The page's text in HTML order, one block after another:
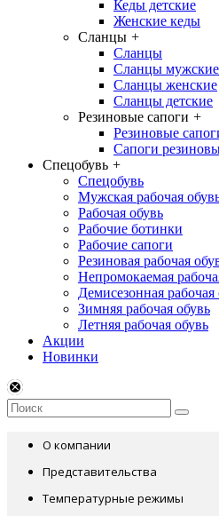
Кеды детские
Женские кеды
Сланцы +
Сланцы
Сланцы мужские
Сланцы женские
Сланцы детские
Резиновые сапоги +
Резиновые
Сапоги
Спецобувь +
Спецобувь
Мужская рабочая
Рабочая обувь
Рабочие ботинки
Рабочие сапоги
Резиновая рабочая
Непромокаемая
Демисезонная рабочая
Зимняя рабочая обувь
Летняя рабочая обувь
Акции
Новинки
О компании
Представительства
Температурные режимы